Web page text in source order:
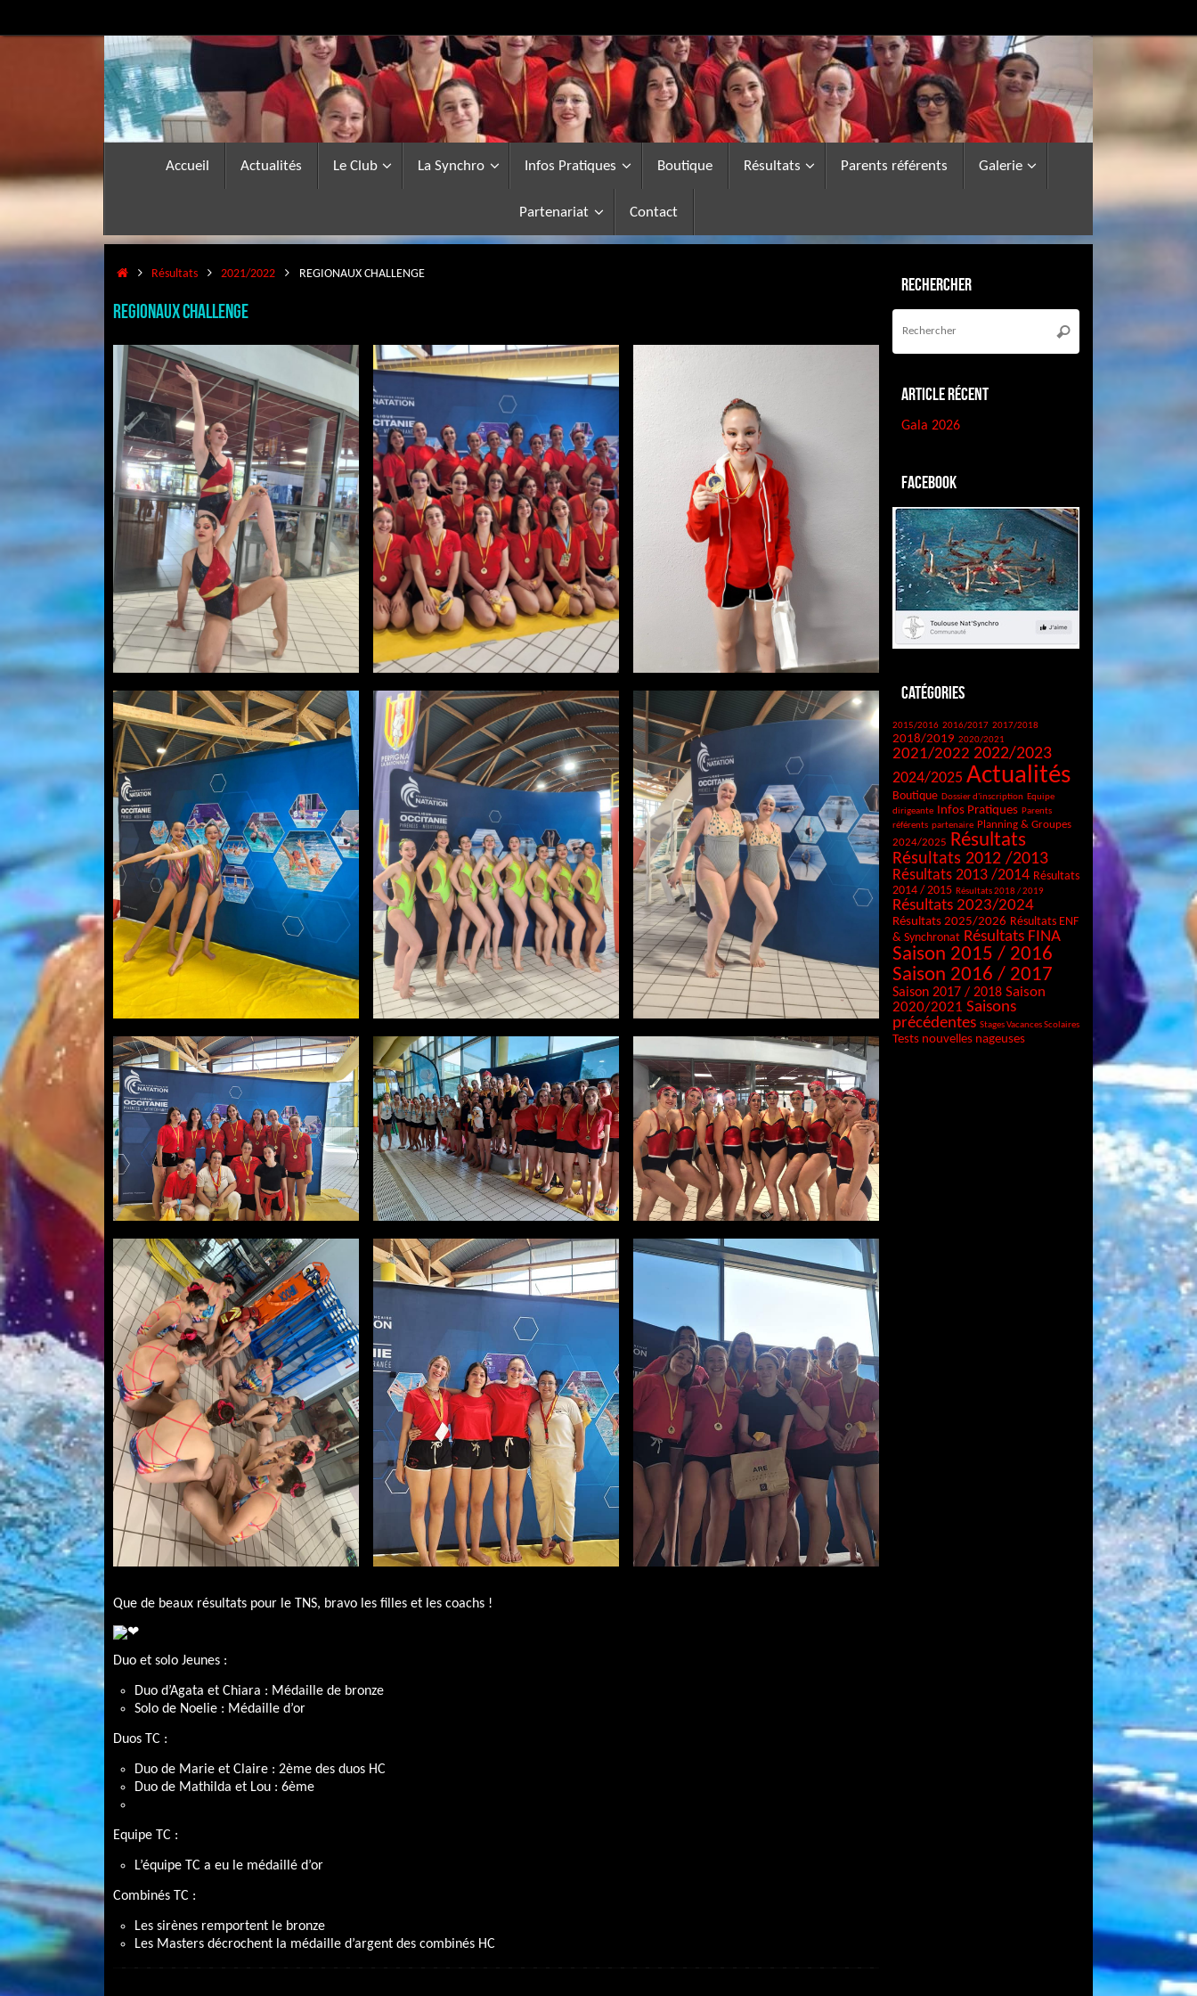
contenu
Accueil Actualités Le Club La Synchro Infos Pratiques Boutique Résultats Parents référents Galerie
Partenariat Contact
AccueilRésultats 2021/2022 REGIONAUX CHALLENGE
REGIONAUX CHALLENGE
Que de beaux résultats pour le TNS, bravo les filles et les coachs !
Duo et solo Jeunes :
Duo d’Agata et Chiara : Médaille de bronze
Solo de Noelie : Médaille d’or
Duos TC :
Duo de Marie et Claire : 2ème des duos HC
Duo de Mathilda et Lou : 6ème
Equipe TC :
L’équipe TC a eu le médaillé d’or
Combinés TC :
Les sirènes remportent le bronze
Les Masters décrochent la médaille d’argent des combinés HC
Rechercher
Recherche
Rechercher
Article récent
Gala 2026
Facebook
Catégories
2015/2016 2016/2017 2017/2018
2018/2019 2020/2021
2021/2022 2022/2023
2024/2025 Actualités
Boutique Dossier d'inscription Equipe
dirigeante Infos Pratiques Parents
référents partenaire Planning & Groupes
2024/2025 Résultats
Résultats 2012 /2013
Résultats 2013 /2014 Résultats
2014 / 2015 Résultats 2018 / 2019
Résultats 2023/2024
Résultats 2025/2026 Résultats ENF
& Synchronat Résultats FINA
Saison 2015 / 2016
Saison 2016 / 2017
Saison 2017 / 2018 Saison
2020/2021 Saisons
précédentes Stages Vacances Scolaires
Tests nouvelles nageuses